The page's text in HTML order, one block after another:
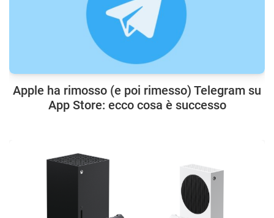
Apple ha rimosso (e poi rimesso) Telegram su
App Store: ecco cosa è successo